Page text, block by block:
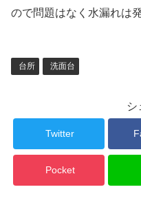
ので問題はなく水漏れは
台所 洗面台
シ
Twitter
Pocket